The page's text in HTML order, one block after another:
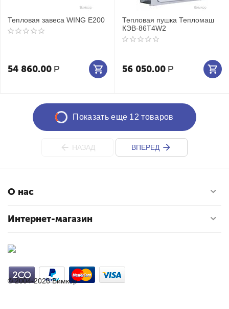
Тепловая завеса WING E200
54 860.00 Р
Тепловая пушка Тепломаш
КЭВ-86Т4W2
56 050.00 Р
Показать еще 12 товаров
НАЗАД ВПЕРЕД
О нас
Интернет-магазин
© 2004-2026 Вимкор